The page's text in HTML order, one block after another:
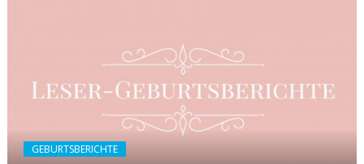
GEBURTSBERICHTE